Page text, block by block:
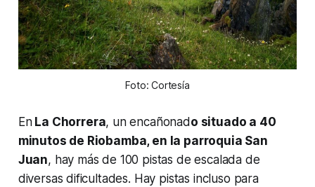
Foto: Cortesía
EnLa Chorrera, un encañonad o situado a 40
minutos de Riobamba, en la parroquia San
Juan, hay más de 100 pistas de escalada de
diversas dificultades. Hay pistas incluso para